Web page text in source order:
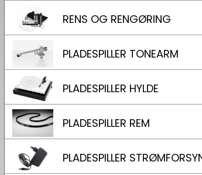
RENS OG RENGØRING
PLADESPILLER TONEARM
PLADESPILLER HYLDE
PLADESPILLER REM
PLADESPILLER